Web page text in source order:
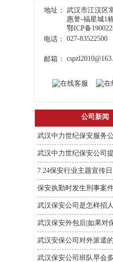
地址：
武汉市江汉区
惠誉-福星城1
鄂ICP备
电话：
027-83522500
邮箱：
公司新闻
武汉中力世纪保安服务
武汉中力世纪保安公司
7.24保安行业主题宣传
保安执勤时发生刑事案
武汉保安公司是怎样招
武汉保安外包后|如果对
武汉安保公司对外派遣
武汉保安公司班队早会